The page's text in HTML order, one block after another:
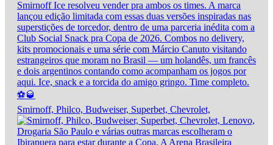
Smirnoff, Philco, Budweiser, Superbet, Chevrolet,